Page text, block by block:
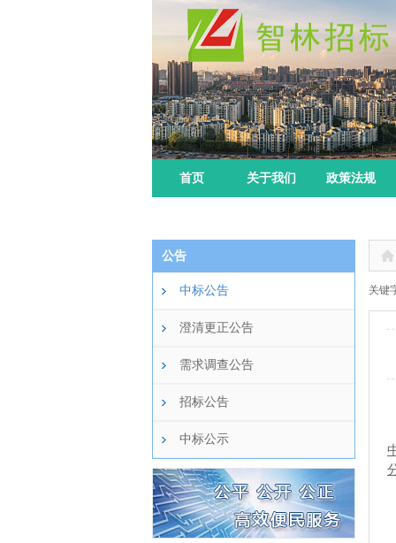
首页 关于我们 政策法规
公告
中标公告
澄清更正公告
需求调查公告
招标公告
中标公示
关键